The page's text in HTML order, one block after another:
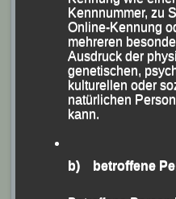
So habe man bereits im
wunderbaren Wintertag
besetzten Reisebus zum
sei, wo die alpinen
während der Rest nach
Skilangläufer die Loipen
alle anderen eine
Programm stand. Bei der
Kennnummer, zu
Online-Kennung
mehreren
Ausdruck der
genetischen,
kulturellen oder
natürlichen
kann.
b) betroffene